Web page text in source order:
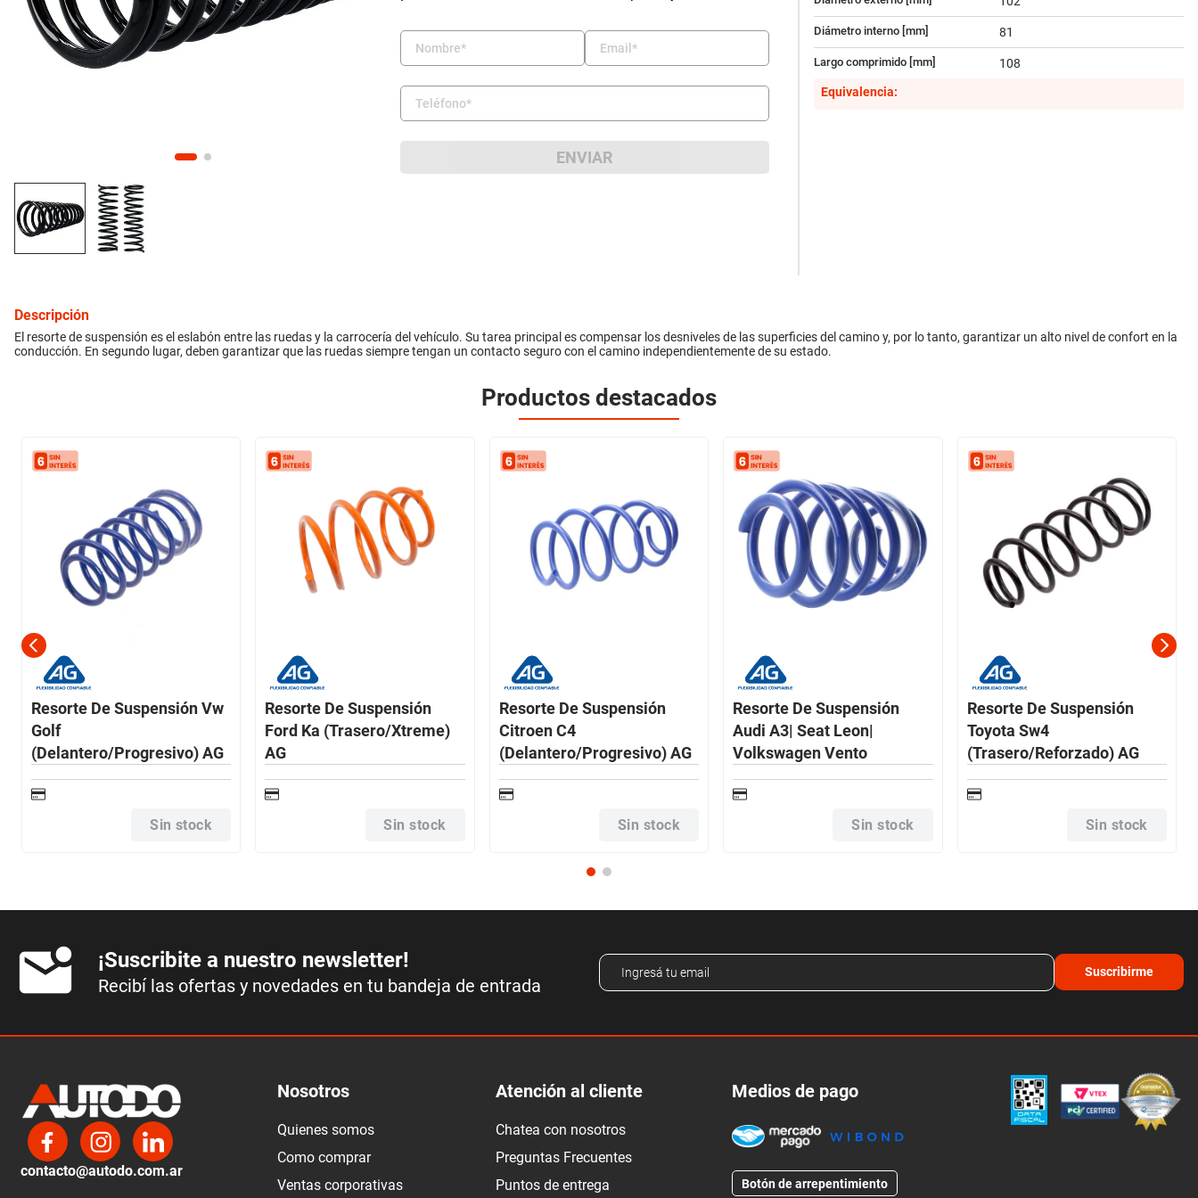
inyección
gift card
ENVIAR
Diámetro interno [mm] 81
Largo comprimido [mm]
108
Equivalencia:
Descripción
El resorte de suspensión es el eslabón entre las ruedas y la carrocería del vehículo. Su tarea principal es compensar los desniveles de las superficies del camino y, por lo tanto, garantizar un alto nivel de confort en la
conducción. En segundo lugar, deben garantizar que las ruedas siempre tengan un contacto seguro con el camino independientemente de su estado.
Productos destacados
Resorte De Suspensión Vw
Golf
(Delantero/Progresivo) AG
Sin stock
Resorte De Suspensión
Ford Ka (Trasero/Xtreme)
AG
Sin stock
Resorte De Suspensión
Citroen C4
(Delantero/Progresivo) AG
Sin stock
Resorte De Suspensión
Audi A3| Seat Leon|
Volkswagen Vento
(Delantero/Progresivo) AG
Sin stock
Resorte De Suspensión
Toyota Sw4
(Trasero/Reforzado) AG
Sin stock
¡Suscribite a nuestro newsletter!
Recibí las ofertas y novedades en tu bandeja de entrada
Suscribirme
contacto@autodo.com.ar
Nosotros
Quienes somos
Como comprar
Ventas corporativas
Atención al cliente
Chatea con nosotros
Preguntas Frecuentes
Puntos de entrega
Medios de pago
Botón de arrepentimiento
10. bmw